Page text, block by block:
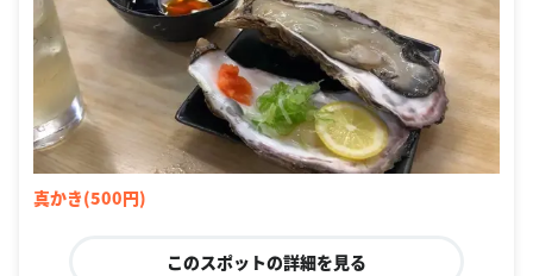
真かき(500円)
このスポットの詳細を見る